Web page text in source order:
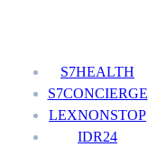
S7HEALTH
S7CONCIERGE
LEXNONSTOP
IDR24